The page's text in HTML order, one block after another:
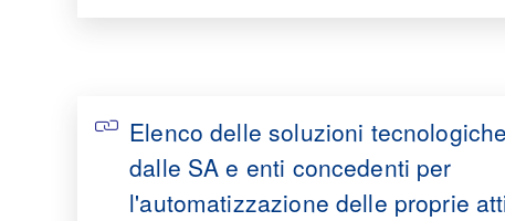
Elenco delle soluzioni
dalle SA e enti concedenti per
l'automatizzazione delle proprie